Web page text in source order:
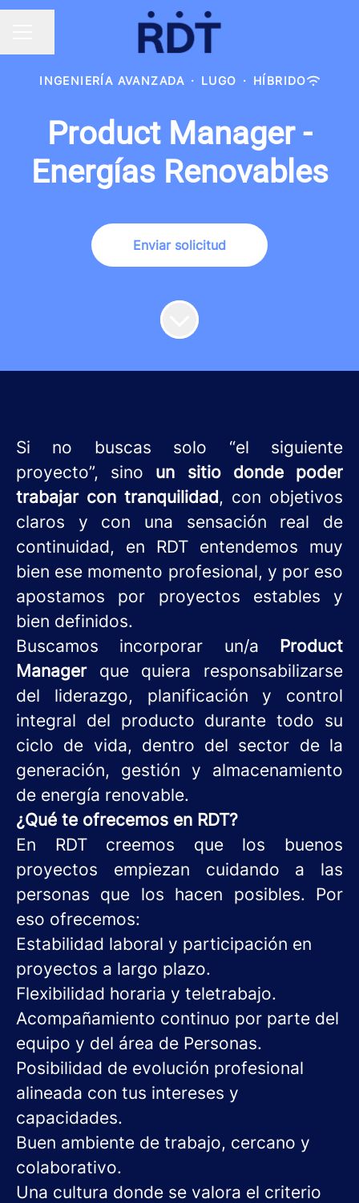
INGENIERÍA AVANZADA · LUGO · HÍBRIDO
Product Manager -
Energías Renovables
Enviar solicitud
Si no buscas solo “el siguiente
proyecto”, sino un sitio donde poder
trabajar con tranquilidad, con objetivos
claros y con una sensación real de
continuidad, en RDT entendemos muy
bien ese momento profesional, y por eso
apostamos por proyectos estables y
bien definidos.
Buscamos incorporar un/a Product
Managerque quiera responsabilizarse
del liderazgo, planificación y control
integral del producto durante todo su
ciclo de vida, dentro del sector de la
generación, gestión y almacenamiento
de energía renovable.
¿Qué te ofrecemos en RDT?
En RDT creemos que los buenos
proyectos empiezan cuidando a las
personas que los hacen posibles. Por
eso ofrecemos:
Estabilidad laboral y participación en
proyectos a largo plazo.
Flexibilidad horaria y teletrabajo.
Acompañamiento continuo por parte del
equipo y del área de Personas.
Posibilidad de evolución profesional
alineada con tus intereses y
capacidades.
Buen ambiente de trabajo, cercano y
colaborativo.
Una cultura donde se valora el criterio